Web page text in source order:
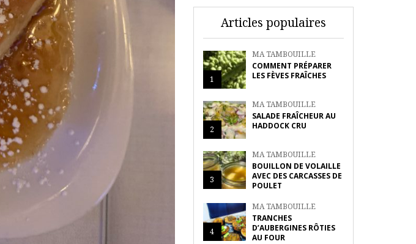
Articles populaires
1
MA TAMBOUILLE
COMMENT PRÉPARER
LES FÈVES FRAÎCHES
2
MA TAMBOUILLE
SALADE FRAÎCHEUR AU
HADDOCK CRU
3
MA TAMBOUILLE
BOUILLON DE VOLAILLE
AVEC DES CARCASSES DE
POULET
4
MA TAMBOUILLE
TRANCHES
D’AUBERGINES RÔTIES
AU FOUR